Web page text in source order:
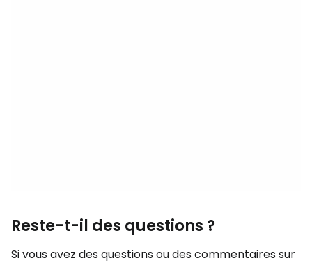
Reste-t-il des questions ?
Si vous avez des questions ou des commentaires sur